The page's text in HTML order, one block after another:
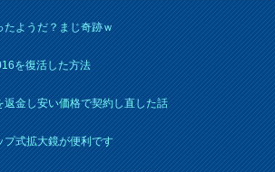
たようだ？まじ奇跡ｗ
を復活した方法
返金し安い価格で契約し直した話
プ式拡大鏡が便利です